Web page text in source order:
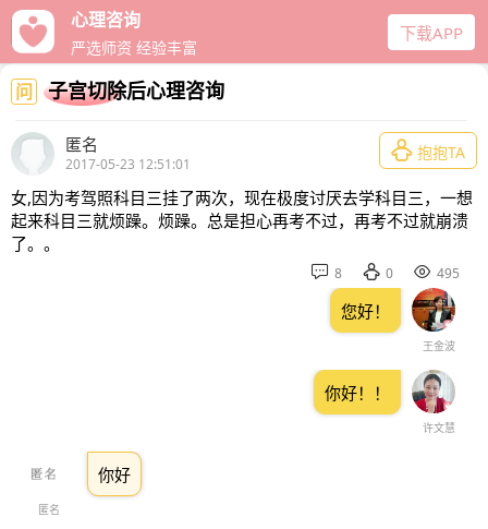
心理咨询
严选师资 经验丰富
下载APP
问 子宫切除后心理咨询
匿名
2017-05-23 12:51:01
 抱抱TA
女,因为考驾照科目三挂了两次，现在极度讨厌去学科目三，一想
起来科目三就烦躁。烦躁。总是担心再考不过，再考不过就崩溃
了。。
 8  0  495
王金波
您好！
许文慧
你好！！
匿名
你好